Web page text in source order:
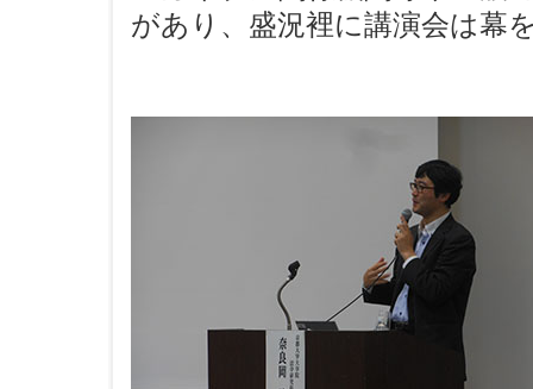
があり、盛況裡に講演会は幕